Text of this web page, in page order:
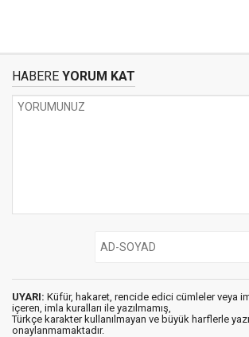
HABERE YORUM KAT
UYARI: Küfür, hakaret, rencide edici cümleler veya
içeren, imla kuralları ile yazılmamış,
Türkçe karakter kullanılmayan ve büyük harflerle
onaylanmamaktadır.